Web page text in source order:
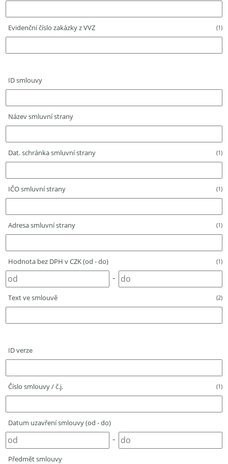
Evidenční číslo zakázky z VVZ (1)
ID smlouvy
Název smluvní strany
Dat. schránka smluvní strany (1)
IČO smluvní strany (1)
Adresa smluvní strany (1)
Hodnota bez DPH v CZK (od - do) (1)
-
Text ve smlouvě (2)
ID verze
Číslo smlouvy / č.j. (1)
Datum uzavření smlouvy (od - do)
-
Předmět smlouvy